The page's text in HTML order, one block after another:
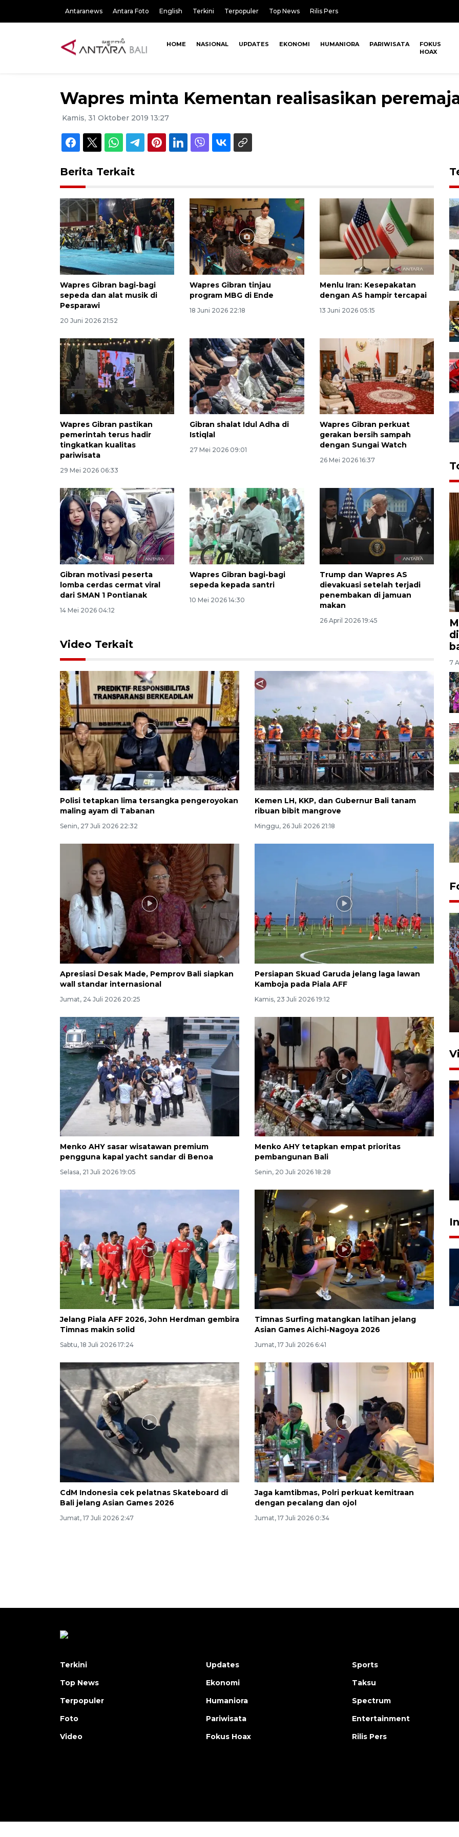
Antaranews Antara Foto English Terkini Terpopuler Top News Rilis Pers
HOME NASIONAL UPDATES EKONOMI HUMANIORA PARIWISATA
FOKUS
HOAX
Wapres minta Kementan realisasikan
Kamis, 31 Oktober 2019 13:27
Berita Terkait
Wapres Gibran bagi-bagi
sepeda dan alat musik di
Pesparawi
20 Juni 2026 21:52
Wapres Gibran tinjau
program MBG di Ende
18 Juni 2026 22:18
Menlu Iran: Kesepakatan
dengan AS hampir tercapai
13 Juni 2026 05:15
Wapres Gibran pastikan
pemerintah terus hadir
tingkatkan kualitas
pariwisata
29 Mei 2026 06:33
Gibran shalat Idul Adha di
Istiqlal
27 Mei 2026 09:01
Wapres Gibran perkuat
gerakan bersih sampah
dengan Sungai Watch
26 Mei 2026 16:37
Gibran motivasi peserta
lomba cerdas cermat viral
dari SMAN 1 Pontianak
14 Mei 2026 04:12
Wapres Gibran bagi-bagi
sepeda kepada santri
10 Mei 2026 14:30
Trump dan Wapres AS
dievakuasi setelah terjadi
penembakan di jamuan
makan
26 April 2026 19:45
Video Terkait
Polisi tetapkan lima tersangka pengeroyokan
maling ayam di Tabanan
Senin, 27 Juli 2026 22:32
Kemen LH, KKP, dan Gubernur Bali tanam
ribuan bibit mangrove
Minggu, 26 Juli 2026 21:18
Apresiasi Desak Made, Pemprov Bali siapkan
wall standar internasional
Jumat, 24 Juli 2026 20:25
Persiapan Skuad Garuda jelang laga lawan
Kamboja pada Piala AFF
Kamis, 23 Juli 2026 19:12
Menko AHY sasar wisatawan premium
pengguna kapal yacht sandar di Benoa
Selasa, 21 Juli 2026 19:05
Menko AHY tetapkan empat prioritas
pembangunan Bali
Senin, 20 Juli 2026 18:28
Jelang Piala AFF 2026, John Herdman gembira
Timnas makin solid
Sabtu, 18 Juli 2026 17:24
Timnas Surfing matangkan latihan jelang
Asian Games Aichi-Nagoya 2026
Jumat, 17 Juli 2026 6:41
CdM Indonesia cek pelatnas Skateboard di
Bali jelang Asian Games 2026
Jumat, 17 Juli 2026 2:47
Jaga kamtibmas, Polri perkuat kemitraan
dengan pecalang dan ojol
Jumat, 17 Juli 2026 0:34
7
Sejumlah musisi meriahkan
penutupan Piala Presiden
2026
7 Agustus 2026 10:46
Bea Cukai sita 19 ribu botol
miras berpita cukai palsu di
Bali
Terkini
Top News
Terpopuler
Foto
Video
Updates
Ekonomi
Humaniora
Pariwisata
Fokus Hoax
Sports
Taksu
Spectrum
Entertainment
Rilis Pers